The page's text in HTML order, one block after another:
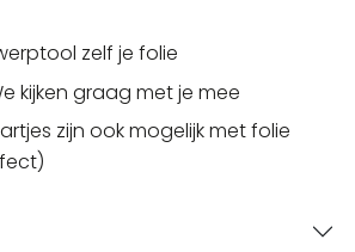
zelf je folie
kijken graag met je mee
zijn ook mogelijk met folie